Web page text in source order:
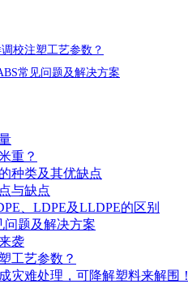
校注塑工艺参数？
常见问题及解决方案
重？
种类及其优缺点
与缺点
、LDPE及LLDPE的区别
问题及解决方案
袭
工艺参数？
灾难处理，可降解塑料来解围！